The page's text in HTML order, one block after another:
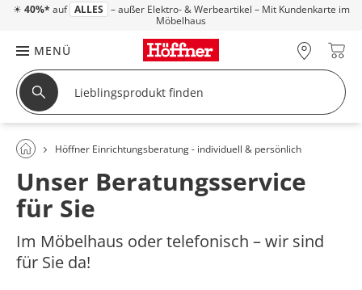
☀ 40%* auf ALLES – außer Elektro- & Werbeartikel – Mit Kundenkarte im
Möbelhaus
MENÜ
Höffner Einrichtungsberatung - individuell & persönlich
Unser Beratungsservice
für Sie
Im Möbelhaus oder telefonisch – wir sind
für Sie da!